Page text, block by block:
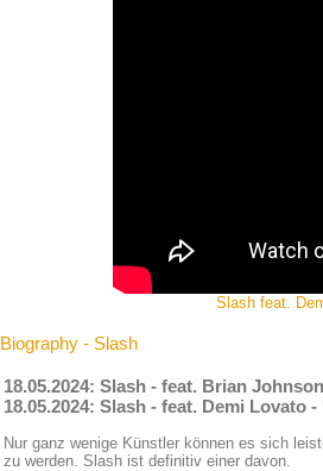
Slash feat.
Biography - Slash
18.05.2024: Slash - feat. Brian
18.05.2024: Slash - feat. Demi Lovato
Nur ganz wenige Künstler können es sich
zu werden. Slash ist definitiv einer davon.